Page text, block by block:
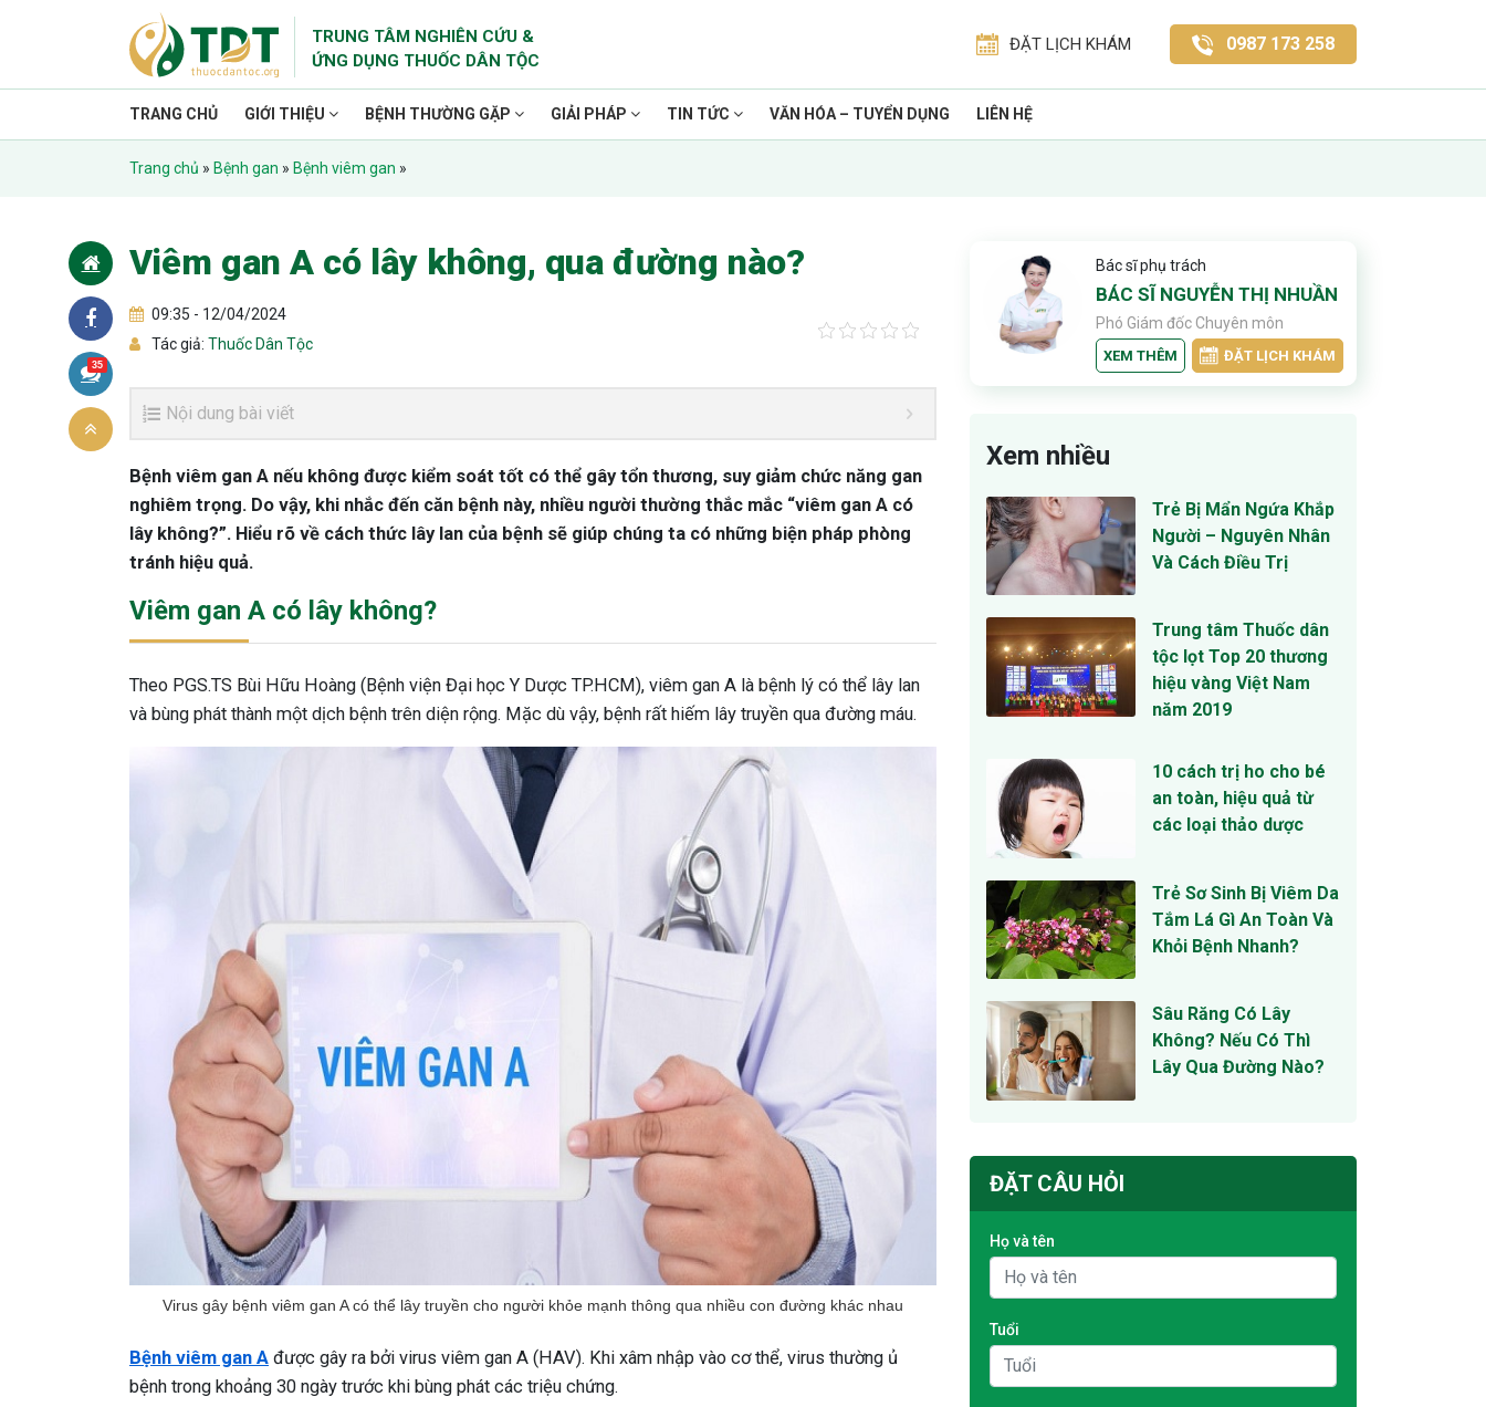
TRUNG TÂM NGHIÊN CỨU &
ỨNG DỤNG THUỐC DÂN TỘC
ĐẶT LỊCH KHÁM 0987 173 258
TRANG CHỦ GIỚI THIỆU BỆNH THƯỜNG GẶP GIẢI PHÁP TIN TỨC VĂN HÓA – TUYỂN DỤNG LIÊN HỆ
Trang chủ » Bệnh gan » Bệnh viêm gan »
Viêm gan A có lây không, qua đường nào?
09:35 - 12/04/2024
Tác giả: Thuốc Dân Tộc
35
Nội dung bài viết
Bệnh viêm gan A nếu không được kiểm soát tốt có thể gây tổn thương, suy giảm chức năng gan
nghiêm trọng. Do vậy, khi nhắc đến căn bệnh này, nhiều người thường thắc mắc “viêm gan A có
lây không?”. Hiểu rõ về cách thức lây lan của bệnh sẽ giúp chúng ta có những biện pháp phòng
tránh hiệu quả.
Viêm gan A có lây không?
Theo PGS.TS Bùi Hữu Hoàng (Bệnh viện Đại học Y Dược TP.HCM), viêm gan A là bệnh lý có thể lây lan
và bùng phát thành một dịch bệnh trên diện rộng. Mặc dù vậy, bệnh rất hiếm lây truyền qua đường máu.
Virus gây bệnh viêm gan A có thể lây truyền cho người khỏe mạnh thông qua nhiều con đường khác nhau
Bệnh viêm gan A được gây ra bởi virus viêm gan A (HAV). Khi xâm nhập vào cơ thể, virus thường ủ
bệnh trong khoảng 30 ngày trước khi bùng phát các triệu chứng.
Bác sĩ phụ trách
BÁC SĨ NGUYỄN THỊ NHUẦN
Phó Giám đốc Chuyên môn
XEM THÊM ĐẶT LỊCH KHÁM
Xem nhiều
Trẻ Bị Mẩn Ngứa Khắp
Người – Nguyên Nhân
Và Cách Điều Trị
Trung tâm Thuốc dân
tộc lọt Top 20 thương
hiệu vàng Việt Nam
năm 2019
10 cách trị ho cho bé
an toàn, hiệu quả từ
các loại thảo dược
Trẻ Sơ Sinh Bị Viêm Da
Tắm Lá Gì An Toàn Và
Khỏi Bệnh Nhanh?
Sâu Răng Có Lây
Không? Nếu Có Thì
Lây Qua Đường Nào?
ĐẶT CÂU HỎI
Họ và tên
Tuổi